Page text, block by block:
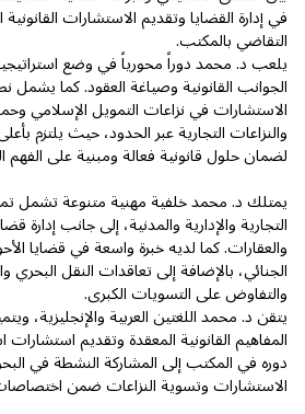
في إدارة القضايا وتقديم الاستشارات
التقاضي بالمكتب.
يلعب د. محمد دوراً محورياً في وضع
الجوانب القانونية وصياغة العقود. كما
الاستشارات في نزاعات التمويل الإسلامي
والنزاعات التجارية عبر الحدود، حيث يلتزم
لضمان حلول قانونية فعالة ومبنية على
يمتلك د. محمد خلفية مهنية متنوعة تشمل
التجارية والإدارية والمدنية، إلى جانب إدارة
والعقارات. كما لديه خبرة واسعة في قضايا
الجنائي، بالإضافة إلى تعاقدات النقل البحري
والتفاوض على التسويات الكبرى.
يتقن د. محمد اللغتين العربية والإنجليزية،
المفاهيم القانونية المعقدة وتقديم
دوره في المكتب إلى المشاركة النشطة في
الاستشارات وتسوية النزاعات ضمن